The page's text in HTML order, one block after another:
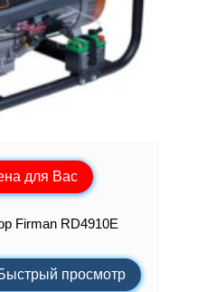
для Вас
Firman RD4910E
просмотр